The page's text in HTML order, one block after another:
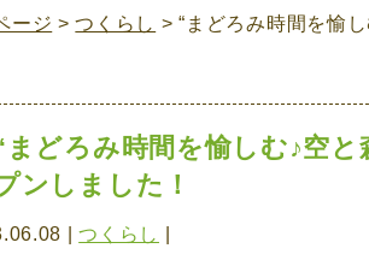
ージ >つくらし > “まどろみ時間を愉
まどろみ時間を愉しむ♪空
ンしました！
|つくらし